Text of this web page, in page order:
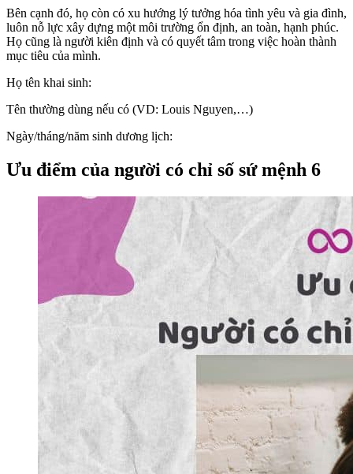
Bên cạnh đó, họ còn có xu hướng lý tưởng hóa tình yêu và gia đình,
luôn nỗ lực xây dựng một môi trường ổn định, an toàn, hạnh phúc.
Họ cũng là người kiên định và có quyết tâm trong việc hoàn thành
mục tiêu của mình.
Họ tên khai sinh:
Tên thường dùng nếu có (VD: Louis Nguyen,…)
Ngày/tháng/năm sinh dương lịch:
Ưu điểm của người có chỉ số sứ mệnh 6